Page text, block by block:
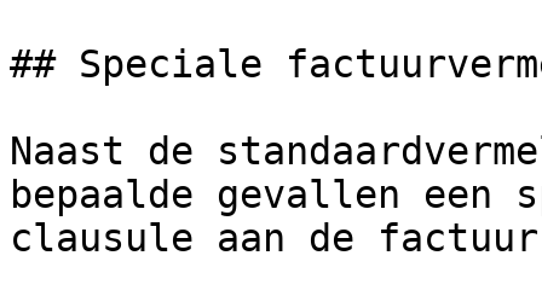
## Speciale
Naast de
bepaalde gevallen een
clausule aan de factuur